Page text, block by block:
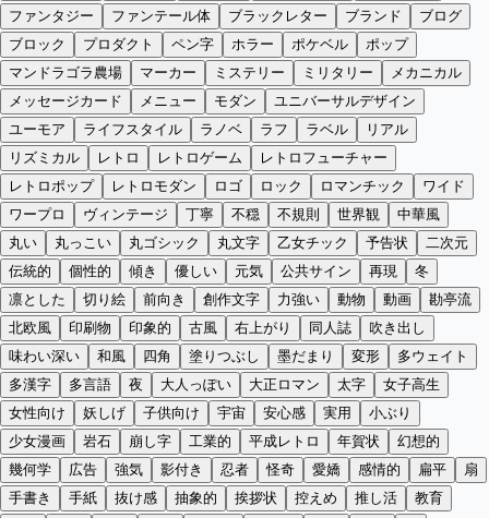
ファンタジー
ファンテール体 ブラックレター ブランド
ブログ
ブロック
プロダクト ペン字 ホラー ポケベル
ポップ
マンドラゴラ農場
マーカー ミステリー ミリタリー
メカニカル
メッセージカード
メニュー モダン
ユニバーサルデザイン
ユーモア
ライフスタイル ラノベ ラフ ラベル
リアル
リズミカル
レトロ レトロゲーム
レトロフューチャー
レトロポップ
レトロモダン ロゴ ロック ロマンチック
ワイド
ワープロ
ヴィンテージ 丁寧 不穏 不規則 世界観
中華風
丸い
丸っこい 丸ゴシック 丸文字 乙女チック 予告状
二次元
伝統的
個性的 傾き 優しい 元気 公共サイン 再現
冬
凛とした
切り絵 前向き 創作文字 力強い 動物 動画
勘亭流
北欧風
印刷物 印象的 古風 右上がり 同人誌
吹き出し
味わい深い
和風 四角 塗りつぶし 墨だまり 変形
多ウェイト
多漢字
多言語 夜 大人っぽい 大正ロマン 太字
女子高生
女性向け
妖しげ 子供向け 宇宙 安心感 実用
小ぶり
少女漫画
岩石 崩し字 工業的 平成レトロ 年賀状
幻想的
幾何学
広告 強気 影付き 忍者 怪奇 愛嬌 感情的 扁平
扇
手書き
手紙 抜け感 抽象的 挨拶状 控えめ 推し活
教育